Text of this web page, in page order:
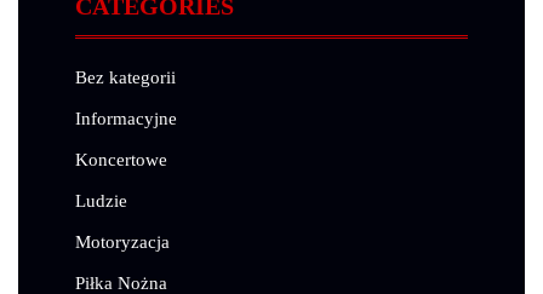
CATEGORIES
Bez kategorii
Informacyjne
Koncertowe
Ludzie
Motoryzacja
Piłka Nożna